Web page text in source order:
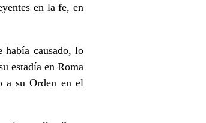
en la fe, en
había causado, lo
estadía en Roma
a su Orden en el